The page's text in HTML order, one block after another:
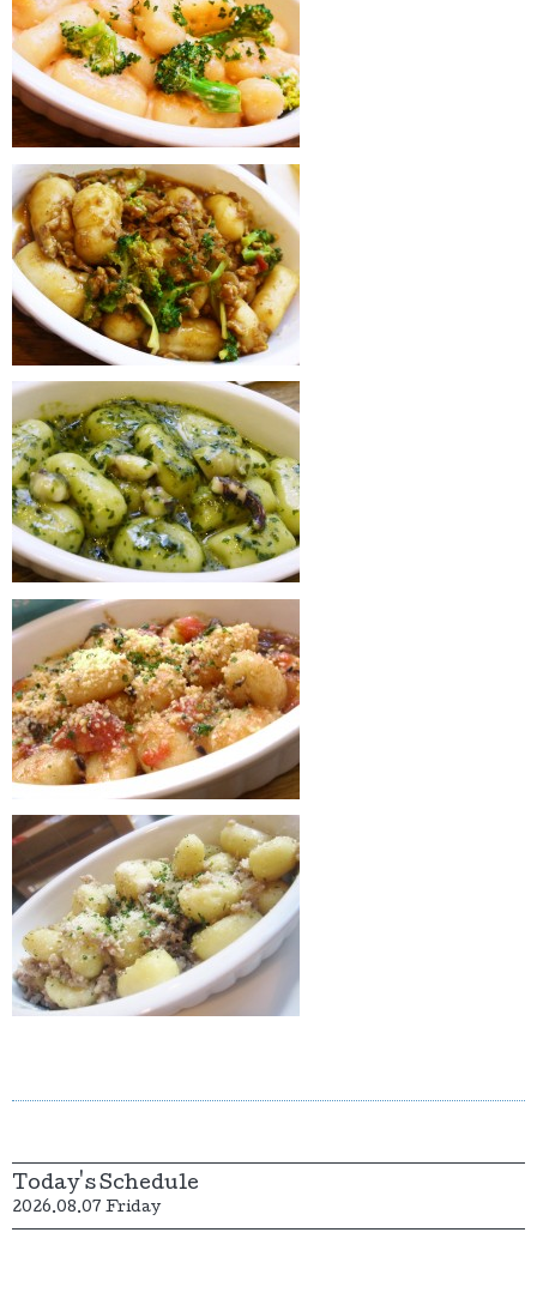
Today's Schedule
2026.08.07 Friday